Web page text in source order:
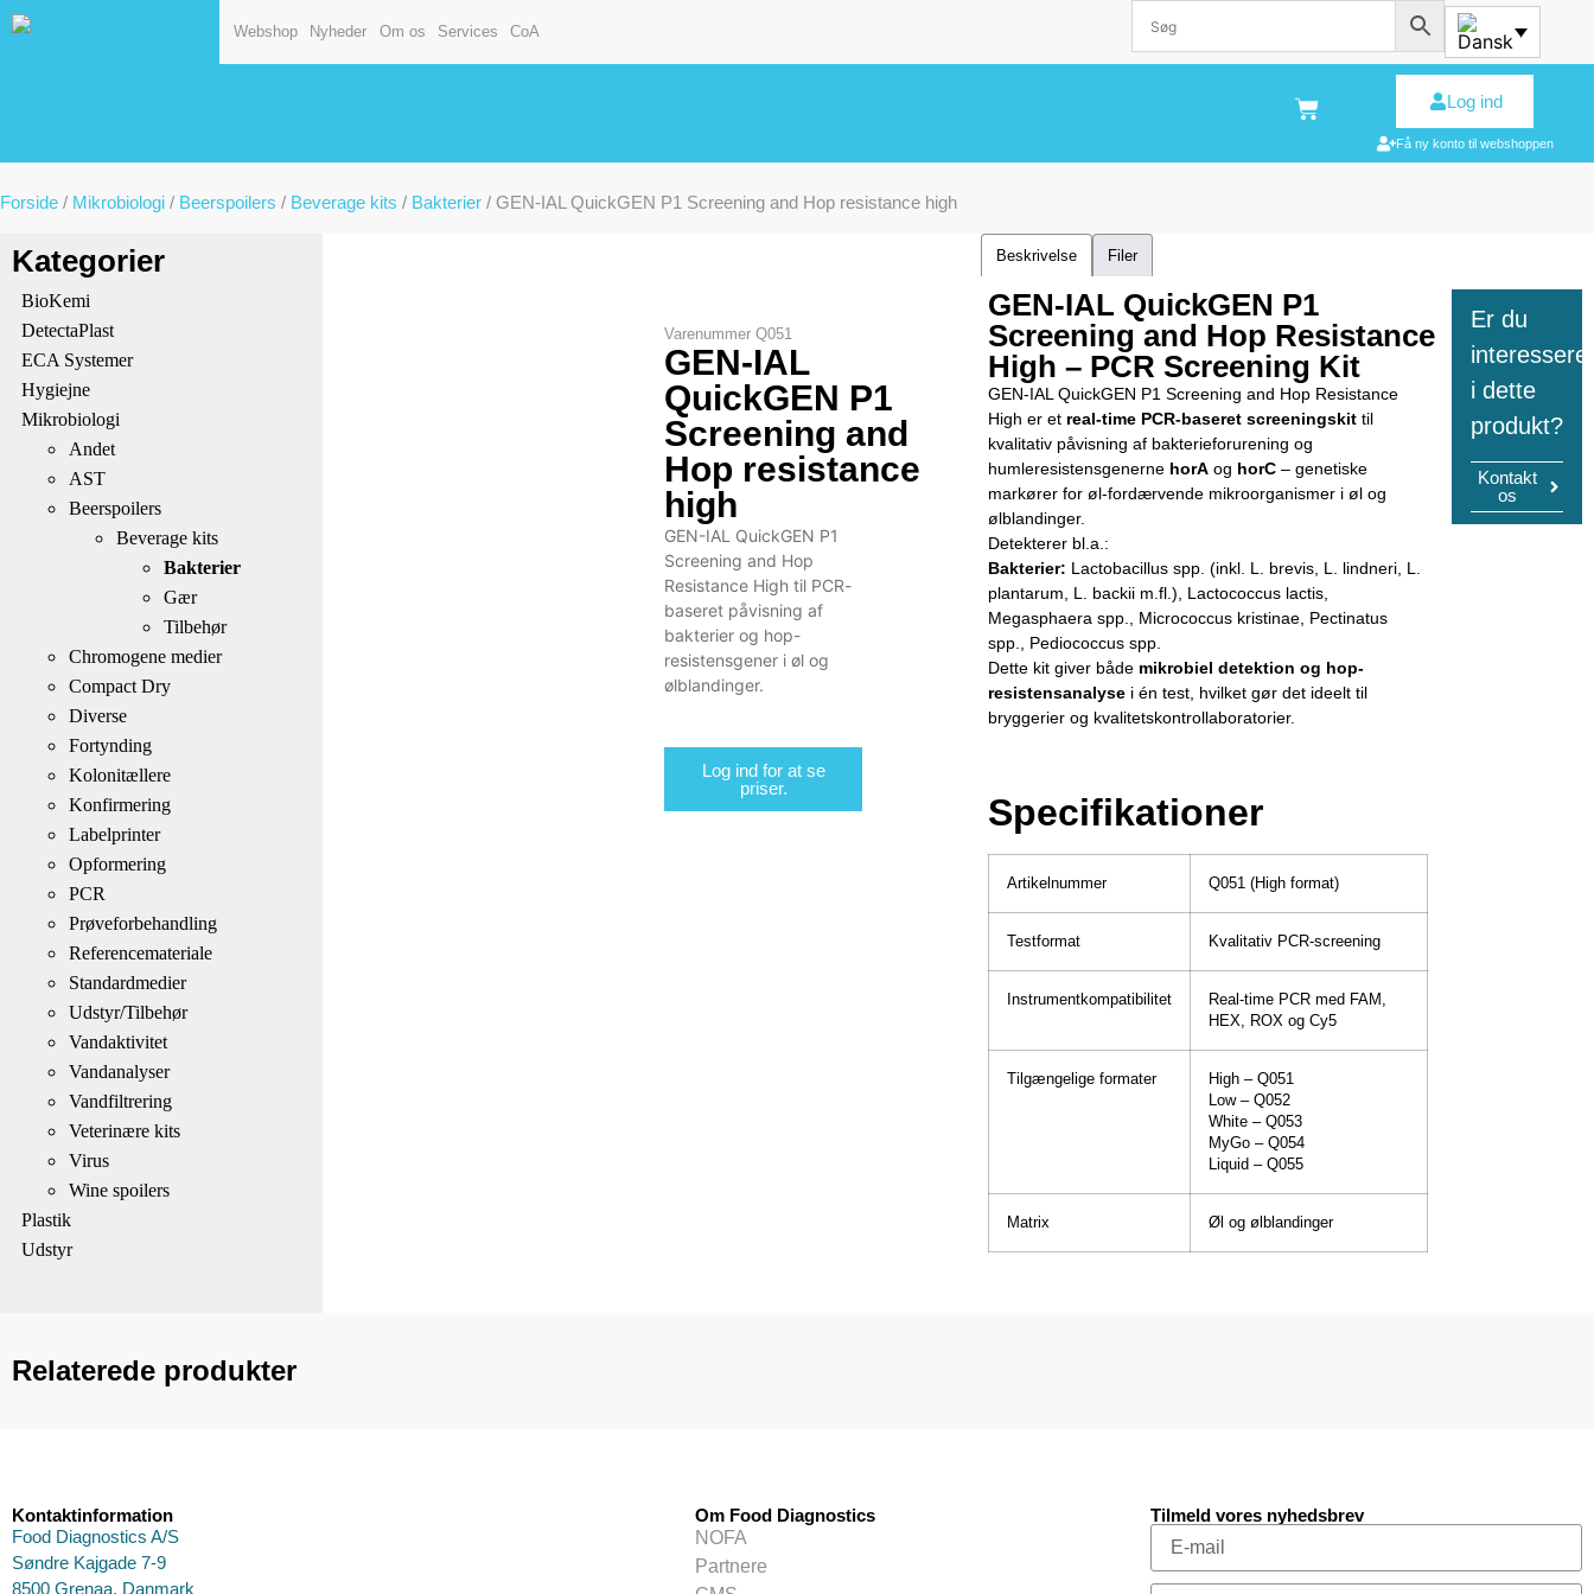
Webshop Nyheder Om os Services CoA
Log ind
Få ny konto til webshoppen
Forside / Mikrobiologi / Beerspoilers / Beverage kits / Bakterier / GEN-IAL QuickGEN P1 Screening and Hop resistance high
Kategorier
BioKemi
DetectaPlast
ECA Systemer
Hygiejne
Mikrobiologi
Andet
AST
Beerspoilers
Beverage kits
Bakterier
Gær
Tilbehør
Chromogene medier
Compact Dry
Diverse
Fortynding
Kolonitællere
Konfirmering
Labelprinter
Opformering
PCR
Prøveforbehandling
Referencemateriale
Standardmedier
Udstyr/Tilbehør
Vandaktivitet
Vandanalyser
Vandfiltrering
Veterinære kits
Virus
Wine spoilers
Plastik
Udstyr
VarenummerQ051
GEN-IAL
QuickGEN P1
Screening and
Hop resistance
high
GEN-IAL QuickGEN P1
Screening and Hop
Resistance High til PCR-
baseret påvisning af
bakterier og hop-
resistensgener i øl og
ølblandinger.
Log ind for at se
priser.
Beskrivelse Filer
GEN-IAL QuickGEN P1
Screening and Hop Resistance
High – PCR Screening Kit
GEN-IAL QuickGEN P1 Screening and Hop Resistance
High er et real-time PCR-baseret screeningskittil
kvalitativ påvisning af bakterieforurening og
humleresistensgenerne horAog horC– genetiske
markører for øl-fordærvende mikroorganismer i øl og
ølblandinger.
Detekterer bl.a.:
Bakterier: Lactobacillus spp. (inkl. L. brevis, L. lindneri, L.
plantarum, L. backii m.fl.), Lactococcus lactis,
Megasphaera spp., Micrococcus kristinae, Pectinatus
spp., Pediococcus spp.
Dette kit giver både mikrobiel detektion og hop-
resistensanalysei én test, hvilket gør det ideelt til
bryggerier og kvalitetskontrollaboratorier.
Specifikationer
Artikelnummer Q051 (High format)
Testformat Kvalitativ PCR-screening
Instrumentkompatibilitet
Real-time PCR med FAM,
HEX, ROX og Cy5
Tilgængelige formater
High – Q051
Low – Q052
White – Q053
MyGo – Q054
Liquid – Q055
Matrix Øl og ølblandinger
Er du
interesseret
i dette
produkt?
Kontakt
os
Relaterede produkter
Kontaktinformation
Food Diagnostics A/S
Søndre Kajgade 7-9
8500 Grenaa, Danmark
Om Food Diagnostics
NOFA
Partnere
Tilmeld vores nyhedsbrev